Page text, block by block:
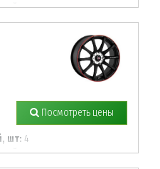
мм:
шт: 4
мм:
Посмотреть цены